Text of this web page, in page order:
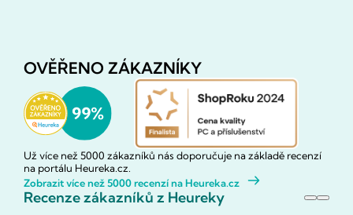
OVĚŘENO ZÁKAZNÍKY
Už více než 5000 zákazníků nás doporučuje na základě recenzí
na portálu Heureka.cz.
Zobrazit více než 5000 recenzí na Heureka.cz
Recenze zákazníků z Heureky